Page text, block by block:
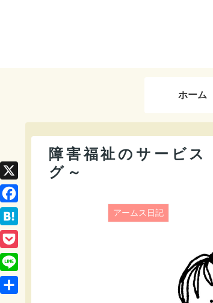
ホーム
障害福祉のサービ
グ～
アームス日記
X
F
a
c
e
b
H
a
t
e
P
o
c
L